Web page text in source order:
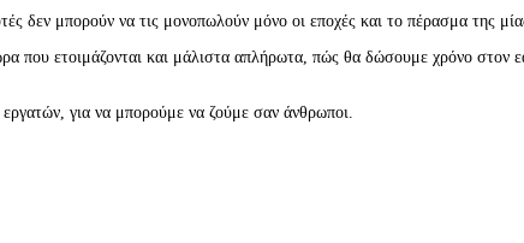
δεν μπορούν να τις μονοπωλούν μόνο οι εποχές και το πέρασμα της
που ετοιμάζονται και μάλιστα απλήρωτα, πώς θα δώσουμε χρόνο στον
για να μπορούμε να ζούμε σαν άνθρωποι.